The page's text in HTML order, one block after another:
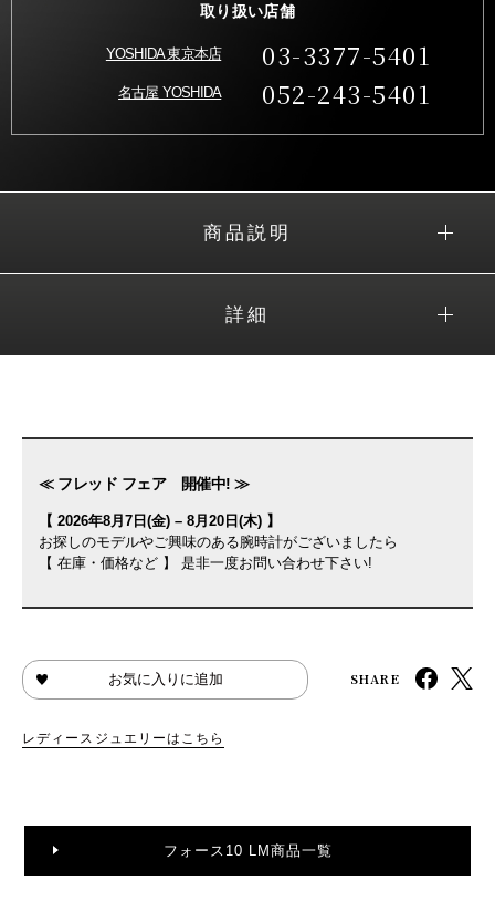
取り扱い店舗
YOSHIDA 東京本店 03-3377-5401
名古屋 YOSHIDA 052-243-5401
商品説明
詳細
≪ フレッド フェア 開催中! ≫
【 2026年8月7日(金) – 8月20日(木) 】
お探しのモデルやご興味のある腕時計がございましたら
【 在庫・価格など 】 是非一度お問い合わせ下さい!
お気に入りに追加 SHARE
レディースジュエリーはこちら
フォース10 LM商品一覧